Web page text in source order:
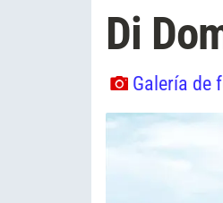
Di
Galería de